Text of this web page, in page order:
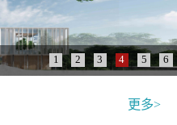
1 2 3 4 5 6
更多>